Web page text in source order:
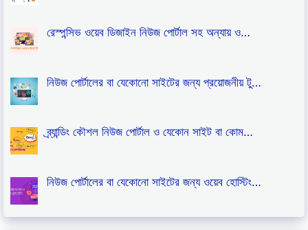
রেস্পন্সিভ ওয়েব ডিজাইন নিউজ পোর্টাল সহ অন্যায় ও…
নিউজ পোর্টালের বা যেকোনো সাইটের জন্য প্রয়োজনীয় টু…
ব্র্যান্ডিং কৌশল নিউজ পোর্টাল ও যেকোন সাইট বা কোম…
নিউজ পোর্টালের বা যেকোনো সাইটের জন্য ওয়েব হোস্টিং…